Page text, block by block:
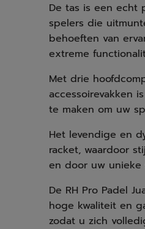
De tas is een echt
spelers die
behoeften van
extreme
Met drie
accessoirevakken
te maken om uw
Het levendige en
racket, waardoor
en door uw unieke
De RH Pro Padel
hoge kwaliteit en
zodat u zich